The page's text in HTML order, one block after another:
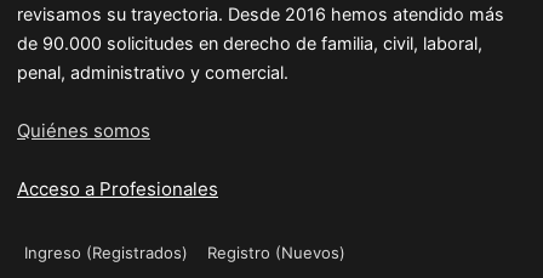
revisamos su trayectoria. Desde 2016 hemos atendido más
de 90.000 solicitudes en derecho de familia, civil, laboral,
penal, administrativo y comercial.
Quiénes somos
Acceso a Profesionales
Ingreso (Registrados) Registro (Nuevos)